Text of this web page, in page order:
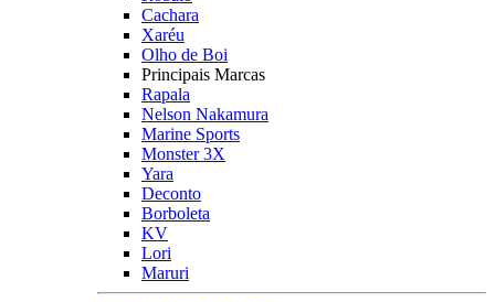
Cachara
Xaréu
Olho de Boi
Principais Marcas
Rapala
Nelson Nakamura
Marine Sports
Monster 3X
Yara
Deconto
Borboleta
KV
Lori
Maruri